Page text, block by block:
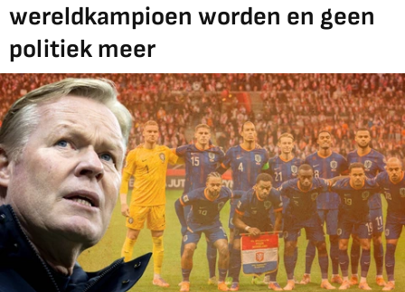
wereldkampioen worden en geen
politiek meer